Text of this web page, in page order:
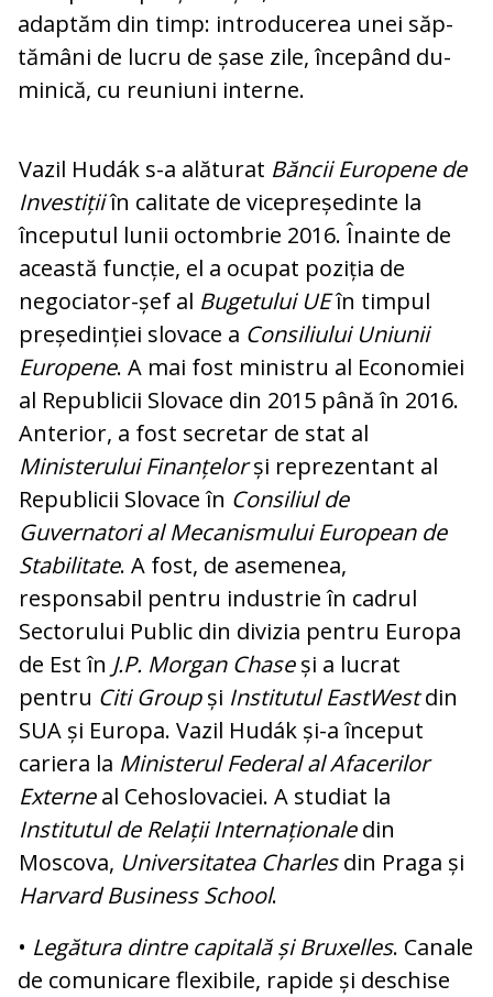
adaptăm din timp: introducerea unei săp­
tămâni de lucru de șase zile, începând du­
minică, cu reuniuni interne.
Vazil Hudák s-a alăturat Băncii Europene de
Investițiiîn calitate de vicepreședinte la
începutul lunii octombrie 2016. Înainte de
această funcție, el a ocupat poziția de
negociator-șef al Bugetului UEîn timpul
președinției slovace a Consiliului Uniunii
Europene. A mai fost ministru al Economiei
al Republicii Slovace din 2015 până în 2016.
Anterior, a fost secretar de stat al
Ministerului Finanțelorși reprezentant al
Republicii Slovace în Consiliul de
Guvernatorial Mecanismului European de
Stabilitate. A fost, de asemenea,
responsabil pentru industrie în cadrul
Sectorului Public din divizia pentru Europa
de Est în J.P. Morgan Chaseși a lucrat
pentru Citi Groupși Institutul EastWestdin
SUA și Europa. Vazil Hudák și-a început
cariera la Ministerul Federal al Afacerilor
Externeal Cehoslovaciei. A studiat la
Institutul de Relații Internaționaledin
Moscova, Universitatea Charlesdin Praga și
Harvard Business School.
• Legătura dintre capitală și Bruxelles. Ca­nale
de comunicare flexibile, rapide și des­chise